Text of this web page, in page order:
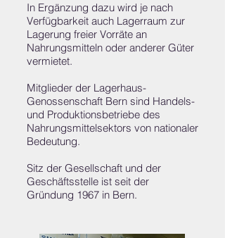
In Ergänzung dazu wird je nach
Verfügbarkeit auch Lagerraum zur
Lagerung freier Vorräte an
Nahrungsmitteln oder anderer Güter
vermietet.
Mitglieder der Lagerhaus-
Genossenschaft Bern sind Handels-
und Produktionsbetriebe des
Nahrungsmittelsektors von nationaler
Bedeutung.
Sitz der Gesellschaft und der
Geschäftsstelle ist seit der
Gründung 1967 in Bern.